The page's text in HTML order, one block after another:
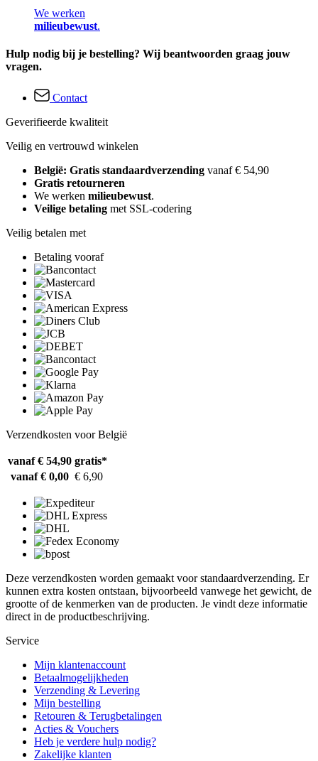
We werken
milieubewust.
Hulp nodig bij je bestelling? Wij beantwoorden graag jouw
vragen.
Contact
Geverifieerde kwaliteit
Veilig en vertrouwd winkelen
België: Gratis standaardverzending vanaf € 54,90
Gratis retourneren
We werken milieubewust.
Veilige betaling met SSL-codering
Veilig betalen met
Betaling vooraf
Verzendkosten voor België
vanaf € 54,90 gratis*
vanaf € 0,00 € 6,90
Deze verzendkosten worden gemaakt voor standaardverzending. Er
kunnen extra kosten ontstaan, bijvoorbeeld vanwege het gewicht, de
grootte of de kenmerken van de producten. Je vindt deze informatie
direct in de productbeschrijving.
Service
Mijn klantenaccount
Betaalmogelijkheden
Verzending & Levering
Mijn bestelling
Retouren & Terugbetalingen
Acties & Vouchers
Heb je verdere hulp nodig?
Zakelijke klanten